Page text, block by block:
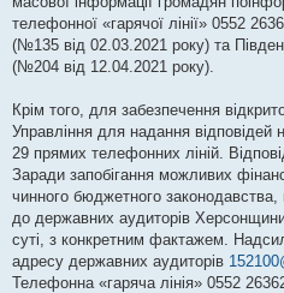
телефонної «гарячої лінії» 0552
(№135 від 02.03.2021 року) та
(№204 від 12.04.2021 року).
Крім того, для забезпечення
Управління для надання
29 прямих телефонних ліній.
Заради запобігання можливих
чинного бюджетного
до державних аудиторів
суті, з конкретним фактажем.
адресу державних аудиторів
Телефонна «гаряча лінія» 0552